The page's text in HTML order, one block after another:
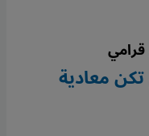
قرامي
معادية